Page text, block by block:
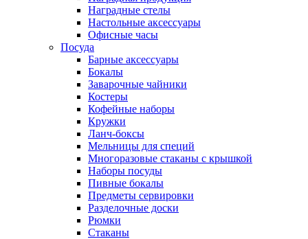
Наградные стелы
Настольные аксессуары
Офисные часы
Посуда
Барные аксессуары
Бокалы
Заварочные чайники
Костеры
Кофейные наборы
Кружки
Ланч-боксы
Мельницы для специй
Многоразовые стаканы с крышкой
Наборы посуды
Пивные бокалы
Предметы сервировки
Разделочные доски
Рюмки
Стаканы